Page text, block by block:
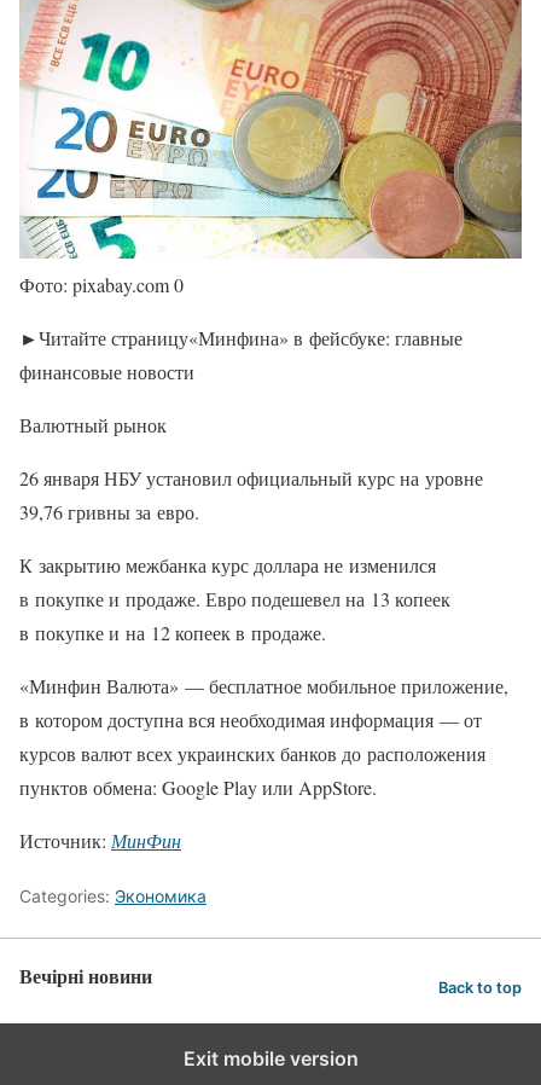
Фото: pixabay.com 0
►Читайте страницу«Минфина» в фейсбуке: главные
финансовые новости
Валютный рынок
26 января НБУ установил официальный курс на уровне
39,76 гривны за евро.
К закрытию межбанка курс доллара не изменился
в покупке и продаже. Евро подешевел на 13 копеек
в покупке и на 12 копеек в продаже.
«Минфин Валюта» — бесплатное мобильное приложение,
в котором доступна вся необходимая информация — от
курсов валют всех украинских банков до расположения
пунктов обмена: Google Play или AppStore.
Источник: МинФин
Categories: Экономика
Вечірні новини Back to top
Exit mobile version